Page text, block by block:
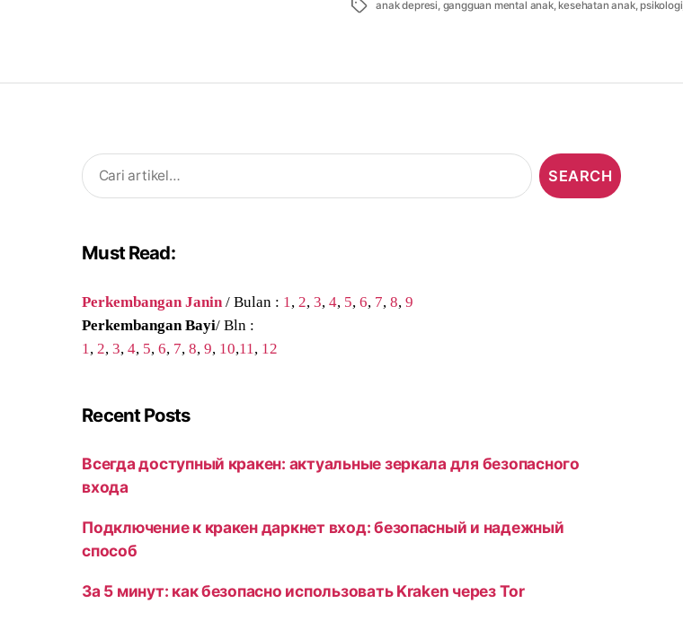
Tags anak depresi gangguan mental anak,kesehatan anak,psikologi
Search
for:
Must Read:
Perkembangan Janin/ Bulan : 1,2,3,4, 5,6, 7,8,9
Perkembangan Bayi/ Bln :
1,2,3,4, 5,6, 7,8,9, 10,11, 12
Recent Posts
Всегда доступный кракен: актуальные зеркала для безопасного
входа
Подключение к кракен даркнет вход: безопасный и надежный
способ
За 5 минут: как безопасно использовать Kraken через Tor